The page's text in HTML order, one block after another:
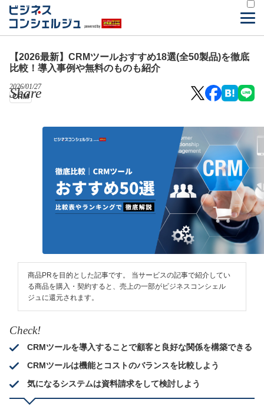
【2026最新】CRMツールおすすめ18選(全50製品)を徹底
比較！導入事例や無料のものも紹介
2026/01/27
CRM
Share
商品PRを目的とした記事です。 当サービスの記事で紹介してい
る商品を購入・契約すると、売上の一部がビジネスコンシェル
ジュに還元されます。
Check!
CRMツールを導入することで顧客と良好な関係を構築できる
CRMツールは機能とコストのバランスを比較しよう
気になるシステムは資料請求をして検討しよう